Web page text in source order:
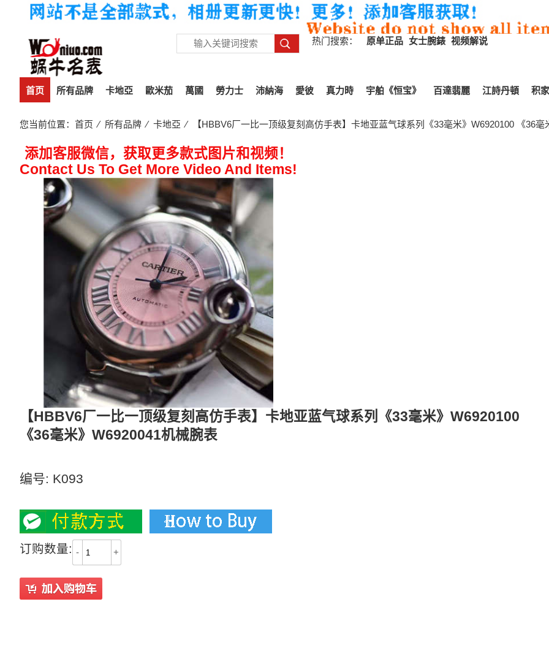
热门搜索： 原单正品 女士腕錶 视频解说
首页 所有品牌 卡地亞 歐米茄 萬國 勞力士 沛納海 愛彼 真力時 宇舶《恒宝》 百達翡麗 江詩丹頓 积家
您当前位置： 首页 ⁄ 所有品牌 ⁄ 卡地亞 ⁄ 【HBBV6厂一比一顶级复刻高仿手表】卡地亚蓝气球系列《33毫米》W6920100 《36毫
添加客服微信，获取更多款式图片和视频！
Contact Us To Get More Video And Items!
【HBBV6厂一比一顶级复刻高仿手表】卡地亚蓝气球系列《33毫米》W6920100
《36毫米》W6920041机械腕表
编号: K093
订购数量: - +